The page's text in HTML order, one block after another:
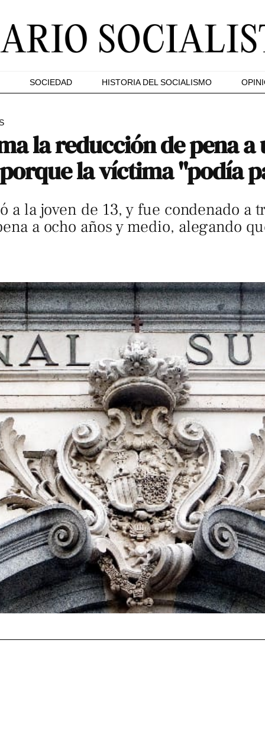
SOCIEDAD HISTORIA DEL SOCIALISMO
la reducción de pena
la víctima "podía
a la joven de 13, y fue condenado a
a ocho años y medio, alegando